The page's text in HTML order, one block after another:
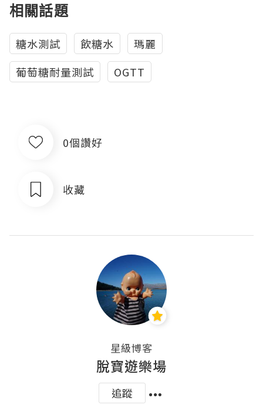
相關話題
糖水測試 飲糖水
瑪麗
葡萄糖耐量測試
OGTT
0個讚好
收藏
星級博客
脫寶遊樂場
追蹤